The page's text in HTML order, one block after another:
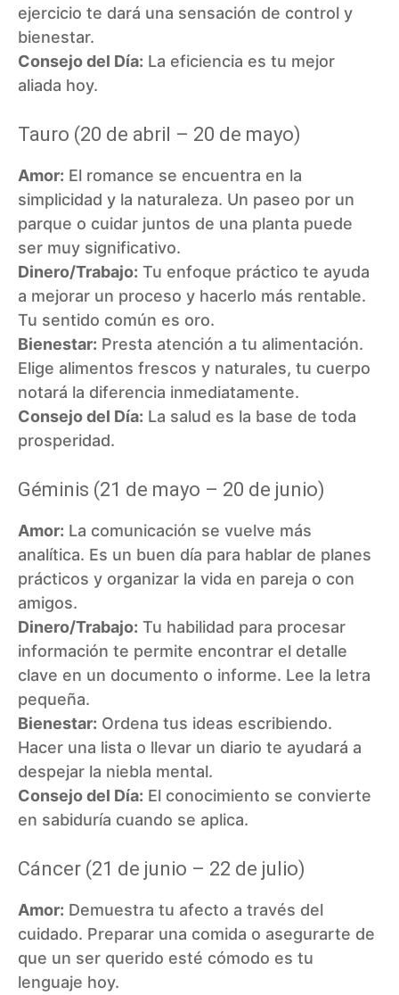
ejercicio te dará una sensación de control y
bienestar.
Consejo del Día: La eficiencia es tu mejor
aliada hoy.
Tauro (20 de abril – 20 de mayo)
Amor: El romance se encuentra en la
simplicidad y la naturaleza. Un paseo por un
parque o cuidar juntos de una planta puede
ser muy significativo.
Dinero/Trabajo: Tu enfoque práctico te ayuda
a mejorar un proceso y hacerlo más rentable.
Tu sentido común es oro.
Bienestar: Presta atención a tu alimentación.
Elige alimentos frescos y naturales, tu cuerpo
notará la diferencia inmediatamente.
Consejo del Día: La salud es la base de toda
prosperidad.
Géminis (21 de mayo – 20 de junio)
Amor: La comunicación se vuelve más
analítica. Es un buen día para hablar de planes
prácticos y organizar la vida en pareja o con
amigos.
Dinero/Trabajo: Tu habilidad para procesar
información te permite encontrar el detalle
clave en un documento o informe. Lee la letra
pequeña.
Bienestar: Ordena tus ideas escribiendo.
Hacer una lista o llevar un diario te ayudará a
despejar la niebla mental.
Consejo del Día: El conocimiento se convierte
en sabiduría cuando se aplica.
Cáncer (21 de junio – 22 de julio)
Amor: Demuestra tu afecto a través del
cuidado. Preparar una comida o asegurarte de
que un ser querido esté cómodo es tu
lenguaje hoy.